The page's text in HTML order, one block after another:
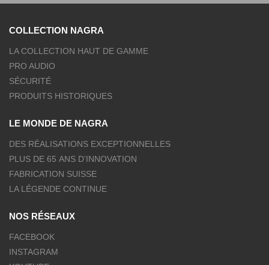
COLLECTION NAGRA
LA COLLECTION HAUT DE GAMME
PRO AUDIO
SÉCURITÉ
PRODUITS HISTORIQUES
LE MONDE DE NAGRA
DES RÉALISATIONS EXCEPTIONNELLES
PLUS DE 65 ANS D’INNOVATION
FABRICATION SUISSE
LA LÉGENDE CONTINUE
NOS RÉSEAUX
FACEBOOK
INSTAGRAM